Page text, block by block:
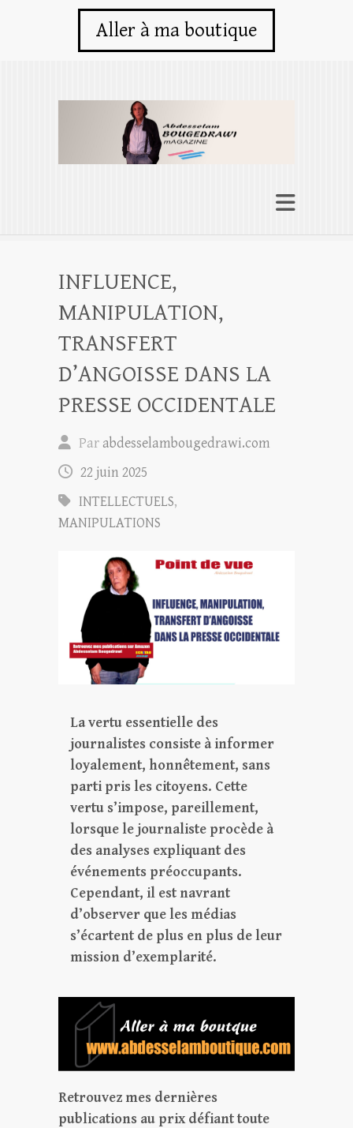
Aller à ma boutique
INFLUENCE,
MANIPULATION,
TRANSFERT
D’ANGOISSE DANS LA
PRESSE OCCIDENTALE
Par abdesselambougedrawi.com
22 juin 2025
INTELLECTUELS,
MANIPULATIONS
La vertu essentielle des
journalistes consiste à informer
loyalement, honnêtement, sans
parti pris les citoyens. Cette
vertu s’impose, pareillement,
lorsque le journaliste procède à
des analyses expliquant des
événements préoccupants.
Cependant, il est navrant
d’observer que les médias
s’écartent de plus en plus de leur
mission d’exemplarité.
Retrouvez mes dernières
publications au prix défiant toute